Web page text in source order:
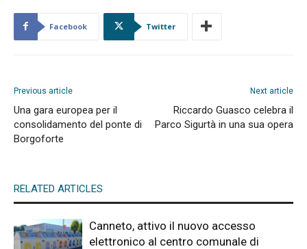
Facebook Twitter
Previous article
Una gara europea per il
consolidamento del ponte di
Borgoforte
Next article
Riccardo Guasco celebra il
Parco Sigurtà in una sua opera
RELATED ARTICLES
Canneto, attivo il nuovo accesso
elettronico al centro comunale di